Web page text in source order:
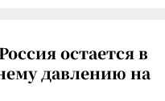
остается в
давлению на